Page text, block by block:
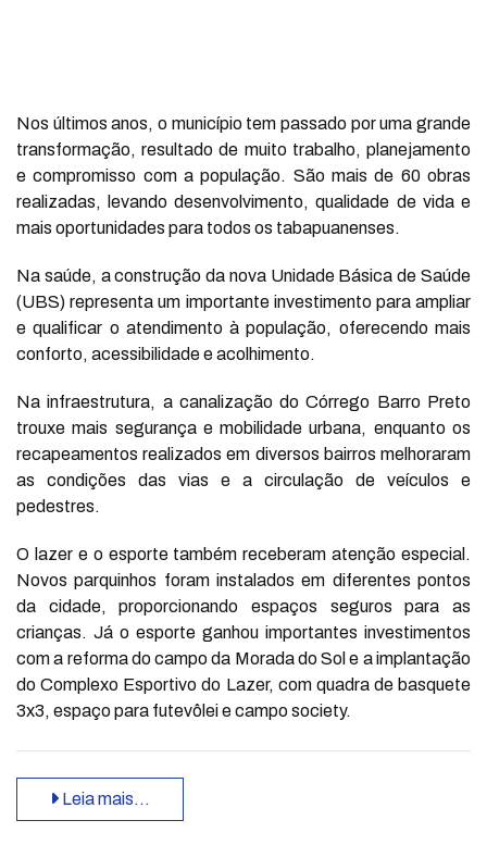
Nos últimos anos, o município tem passado por uma grande
transformação, resultado de muito trabalho, planejamento
e compromisso com a população. São mais de 60 obras
realizadas, levando desenvolvimento, qualidade de vida e
mais oportunidades para todos os tabapuanenses.
Na saúde, a construção da nova Unidade Básica de Saúde
(UBS) representa um importante investimento para ampliar
e qualificar o atendimento à população, oferecendo mais
conforto, acessibilidade e acolhimento.
Na infraestrutura, a canalização do Córrego Barro Preto
trouxe mais segurança e mobilidade urbana, enquanto os
recapeamentos realizados em diversos bairros melhoraram
as condições das vias e a circulação de veículos e
pedestres.
O lazer e o esporte também receberam atenção especial.
Novos parquinhos foram instalados em diferentes pontos
da cidade, proporcionando espaços seguros para as
crianças. Já o esporte ganhou importantes investimentos
com a reforma do campo da Morada do Sol e a implantação
do Complexo Esportivo do Lazer, com quadra de basquete
3x3, espaço para futevôlei e campo society.
Leia mais…